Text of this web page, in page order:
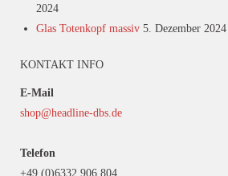
2024
Glas Totenkopf massiv 5. Dezember 2024
KONTAKT INFO
E-Mail
shop@headline-dbs.de
Telefon
+49 (0)6332 906 804